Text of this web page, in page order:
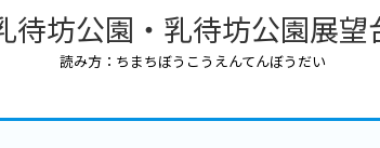
待坊公園・乳待坊公園展望
読み方：ちまちぼうこうえんてんぼうだい